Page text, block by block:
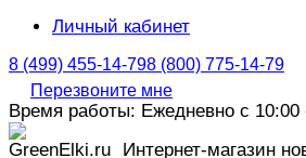
Личный кабинет
8 (499) 455-14-798 (800) 775-14-79
Перезвоните мне
Время работы: Ежедневно с 10:00
Интернет-магазин